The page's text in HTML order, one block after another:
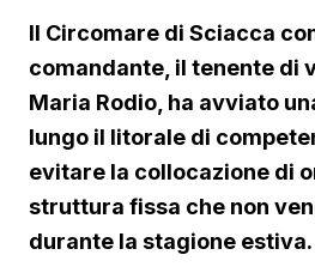
Il Circomare di Sciacca
comandante, il tenente di
Maria Rodio, ha avviato
lungo il litorale di
evitare la collocazione di
struttura fissa che non
durante la stagione estiva.